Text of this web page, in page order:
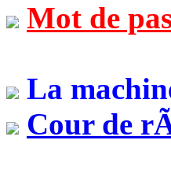
Mot de
La
Cour de